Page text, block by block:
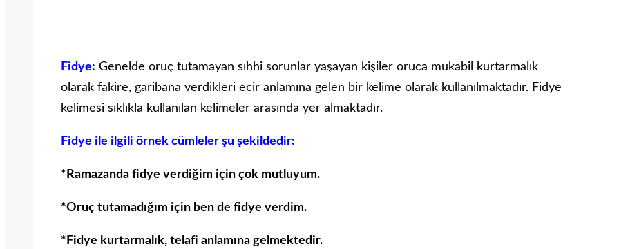
Fidye: Genelde oruç tutamayan sıhhi sorunlar yaşayan kişiler oruca mukabil kurtarmalık
olarak fakire, garibana verdikleri ecir anlamına gelen bir kelime olarak kullanılmaktadır. Fidye
kelimesi sıklıkla kullanılan kelimeler arasında yer almaktadır.
Fidye ile ilgili örnek cümleler şu şekildedir:
*Ramazanda fidye verdiğim için çok mutluyum.
*Oruç tutamadığım için ben de fidye verdim.
*Fidye kurtarmalık, telafi anlamına gelmektedir.